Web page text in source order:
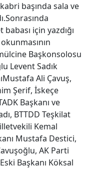
başında sala ve
için yazdığı
Başkonsolosu
Levent Sadık
Ali Çavuş,
Şerif, İskeçe
Başkanı ve
BTTDD Teşkilat
Kemal
Mustafa Destici,
AK Parti
Başkanı Köksal